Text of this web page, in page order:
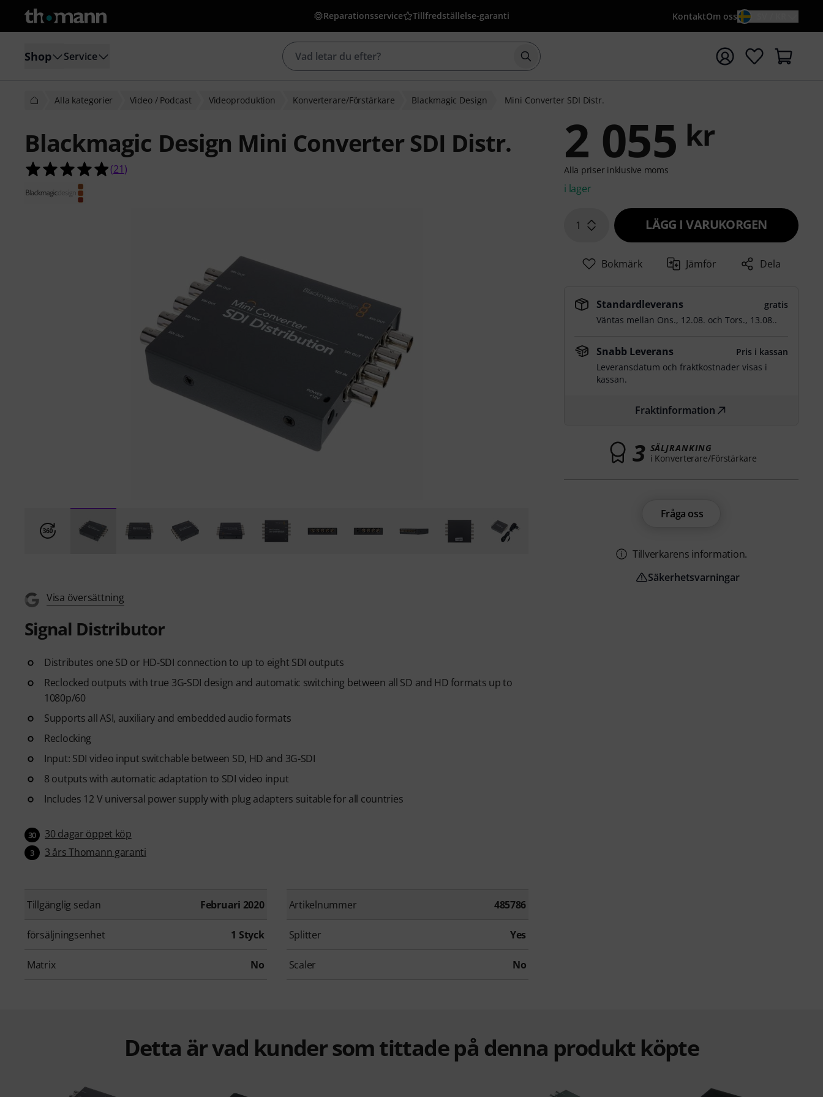
Reparationsservice Tillfredställelse-garanti KontaktOm oss
Shop Service Börja sökningen med söktermen {searchTerm}
Alla kategorier Video / Podcast Videoproduktion Konverterare/Förstärkare Blackmagic Design Mini Converter SDI Distr.
Blackmagic Design Mini Converter SDI Distr.
4.9 av 5 stjärnor från 21 kundbetyg
(21)
Visa översättning
Signal Distributor
Distributes one SD or HD-SDI connection to up to eight SDI outputs
Reclocked outputs with true 3G-SDI design and automatic switching between all SD and HD formats up to
1080p/60
Supports all ASI, auxiliary and embedded audio formats
Reclocking
Input: SDI video input switchable between SD, HD and 3G-SDI
8 outputs with automatic adaptation to SDI video input
Includes 12 V universal power supply with plug adapters suitable for all countries
30 30 dagar öppet köp
3 3 års Thomann garanti
Tillgänglig sedan Februari 2020 Artikelnummer 485786
försäljningsenhet 1 Styck Splitter Yes
Matrix No Scaler No
2 055 kr
Alla priser inklusive moms
i lager
1 LÄGG I VARUKORGEN
Bokmärk Jämför Dela
Standardleverans
gratis
Väntas mellan Ons., 12.08. ochTors., 13.08..
Snabb Leverans
Pris i kassan
Leveransdatum och fraktkostnader visas i
kassan.
Fraktinformation
3 SÄLJRANKING
i Konverterare/Förstärkare
Fråga oss
Tillverkarens information.
Säkerhetsvarningar
Detta är vad kunder som tittade på denna produkt köpte